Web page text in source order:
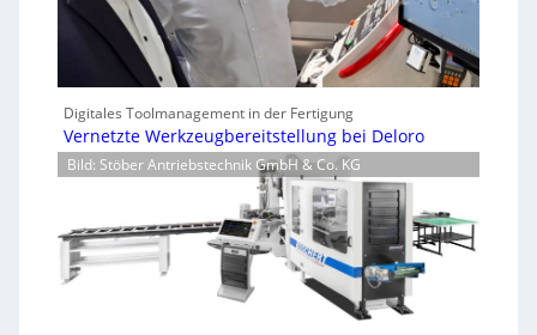
Digitales Toolmanagement in der Fertigung
Vernetzte Werkzeugbereitstellung bei Deloro
Bild: Stöber Antriebstechnik GmbH & Co. KG